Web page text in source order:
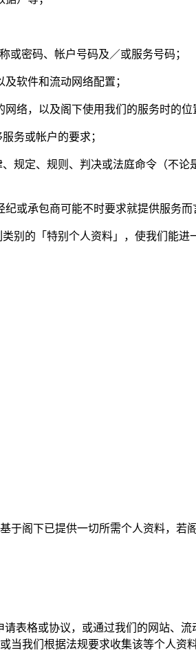
或密码、帐户号码及／或服务号码；
软件和流动网络配置；
络，以及阁下使用我们的服务时的位
务或帐户的要求；
规定、规则、判决或法庭命令（不
或承包商可能不时要求就提供服务而
别的「特别个人资料」，使我们能
于阁下已提供一切所需个人资料，若
表格或协议，或通过我们的网站、
当我们根据法规要求收集该等个人资料